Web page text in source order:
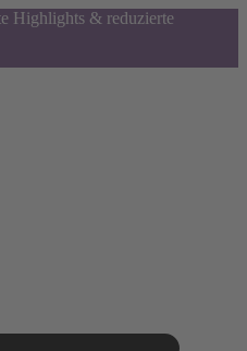
Highlights & reduzierte